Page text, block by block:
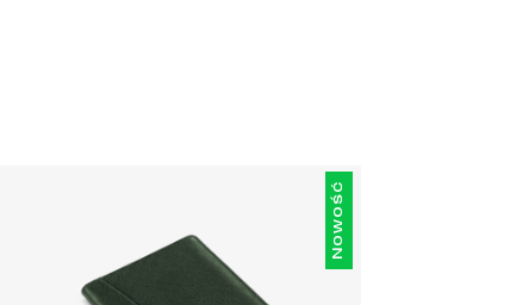
Nowość